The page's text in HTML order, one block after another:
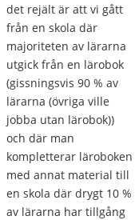
det rejält är att vi gått
från en skola där
majoriteten av lärarna
utgick från en lärobok
(gissningsvis 90 % av
lärarna (övriga ville
jobba utan lärobok))
och där man
kompletterar läroboken
med annat material till
en skola där drygt 10 %
av lärarna har tillgång